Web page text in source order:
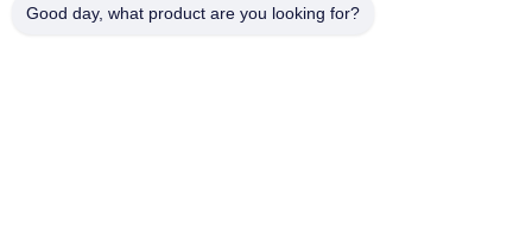
Good day, what product are you looking for?